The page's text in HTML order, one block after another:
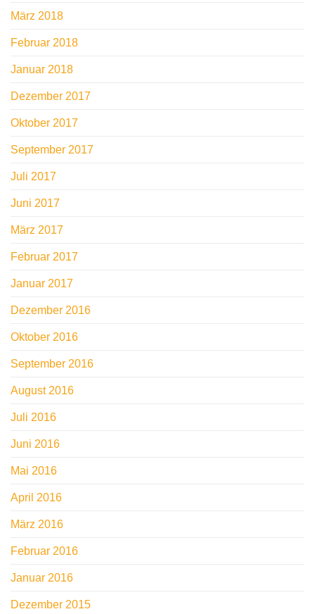
März 2018
Februar 2018
Januar 2018
Dezember 2017
Oktober 2017
September 2017
Juli 2017
Juni 2017
März 2017
Februar 2017
Januar 2017
Dezember 2016
Oktober 2016
September 2016
August 2016
Juli 2016
Juni 2016
Mai 2016
April 2016
März 2016
Februar 2016
Januar 2016
Dezember 2015